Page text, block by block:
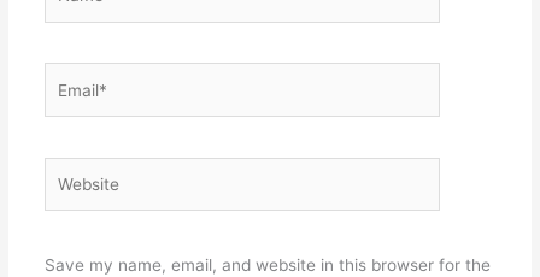
Save my name, email, and website in this browser for the